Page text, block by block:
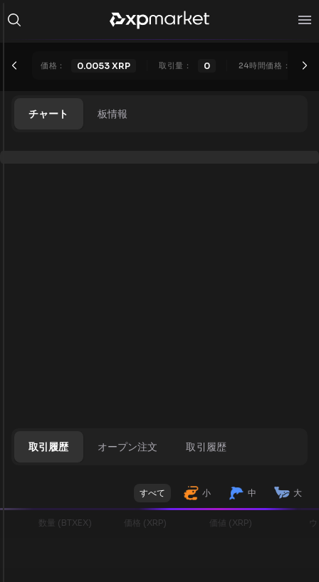
価格： 0.0053XRP 取引量： 0 24時間価格：
チャート 板情報
取引履歴 オープン注文 取引履歴
すべて 小 中 大
数量 (BTXEX) 価格 (XRP) 価値 (XRP)